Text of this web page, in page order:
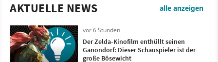
AKTUELLE NEWS alle anzeigen
vor 6 Stunden
Der Zelda-Kinofilm enthüllt seinen
Ganondorf: Dieser Schauspieler ist der
große Bösewicht